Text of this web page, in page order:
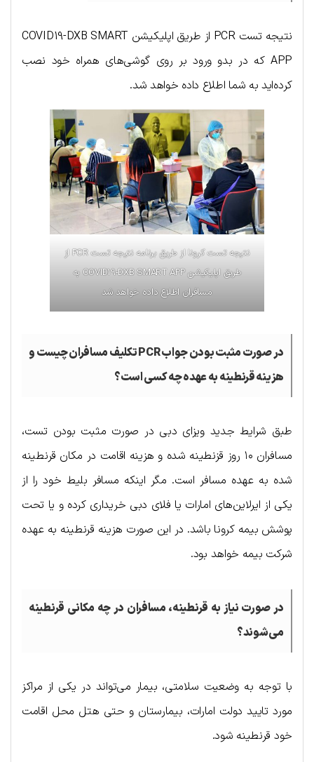
نتیجه تست PCR از طریق اپلیکیشن COVID19-DXB SMART
APP که در بدو ورود بر روی گوشی‌های همراه خود نصب
کرده‌اید به شما اطلاع داده خواهد شد.
نتیجه تست کرونا از طریق برنامه نتیجه تست PCR از
طریق اپلیکیشن COVID19-DXB SMART APP به
مسافران اطلاع داده خواهد شد
در صورت مثبت بودن جوابPCRتکلیف مسافران چیست و
هزینه قرنطینه به عهده چه کسی است؟
طبق شرایط جدید ویزای دبی در صورت مثبت بودن تست،
مسافران ۱۰ روز قزنطینه شده و هزینه اقامت در مکان قرنطینه
شده به عهده مسافر است. مگر اینکه مسافر بلیط خود را از
یکی از ایرلاین‌های امارات یا فلای دبی خریداری کرده و یا تحت
پوشش بیمه کرونا باشد. در این صورت هزینه قرنطینه به عهده
شرکت بیمه خواهد بود.
در صورت نیاز به قرنطینه، مسافران در چه مکانی قرنطینه
می‌شوند؟
با توجه به وضعیت سلامتی، بیمار می‌تواند در یکی از مراکز
مورد تایید دولت امارات، بیمارستان و حتی هتل محل اقامت
خود قرنطینه شود.